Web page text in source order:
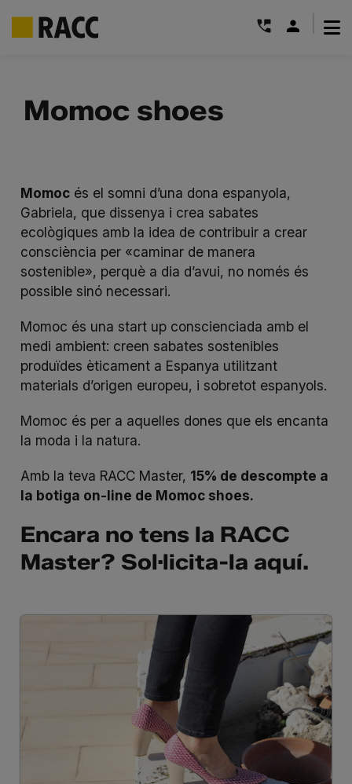
contentMomoc shoes
Momocés el somni d’una dona espanyola,
Gabriela, que dissenya i crea sabates
ecològiques amb la idea de contribuir a crear
consciència per «caminar de manera
sostenible», perquè a dia d’avui, no només és
possible sinó necessari.
Momoc és una start up conscienciada amb el
medi ambient: creen sabates sostenibles
produïdes èticament a Espanya utilitzant
materials d’origen europeu, i sobretot espanyols.
Momoc és per a aquelles dones que els encanta
la moda i la natura.
Amb la teva RACC Master, 15% de descompte a
la botiga on-line de Momoc shoes.
Encara no tens la RACC
Master? Sol·licita-la aquí.